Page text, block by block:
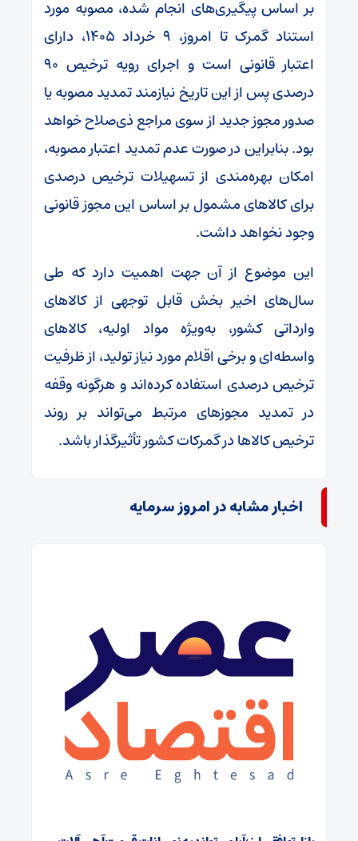
بر اساس پیگیری‌های انجام شده، مصوبه مورد
استناد گمرک تا امروز، ۹ خرداد ۱۴۰۵، دارای
اعتبار قانونی است و اجرای رویه ترخیص ۹۰
درصدی پس از این تاریخ نیازمند تمدید مصوبه یا
صدور مجوز جدید از سوی مراجع ذی‌صلاح خواهد
بود. بنابراین در صورت عدم تمدید اعتبار مصوبه،
امکان بهره‌مندی از تسهیلات ترخیص درصدی
برای کالاهای مشمول بر اساس این مجوز قانونی
وجود نخواهد داشت.
این موضوع از آن جهت اهمیت دارد که طی
سال‌های اخیر بخش قابل توجهی از کالاهای
وارداتی کشور، به‌ویژه مواد اولیه، کالاهای
واسطه‌ای و برخی اقلام مورد نیاز تولید، از ظرفیت
ترخیص درصدی استفاده کرده‌اند و هرگونه وقفه
در تمدید مجوزهای مرتبط می‌تواند بر روند
ترخیص کالاها در گمرکات کشور تأثیرگذار باشد.
اخبار مشابه در امروز سرمایه